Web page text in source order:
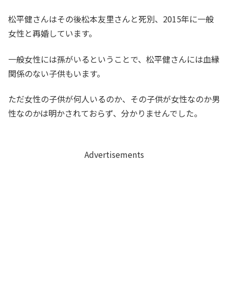
松平健さんはその後松本友里さんと死別、2015年に一般
女性と再婚しています。
一般女性には孫がいるということで、松平健さんには血縁
関係のない子供もいます。
ただ女性の子供が何人いるのか、その子供が女性なのか男
性なのかは明かされておらず、分かりませんでした。
Advertisements